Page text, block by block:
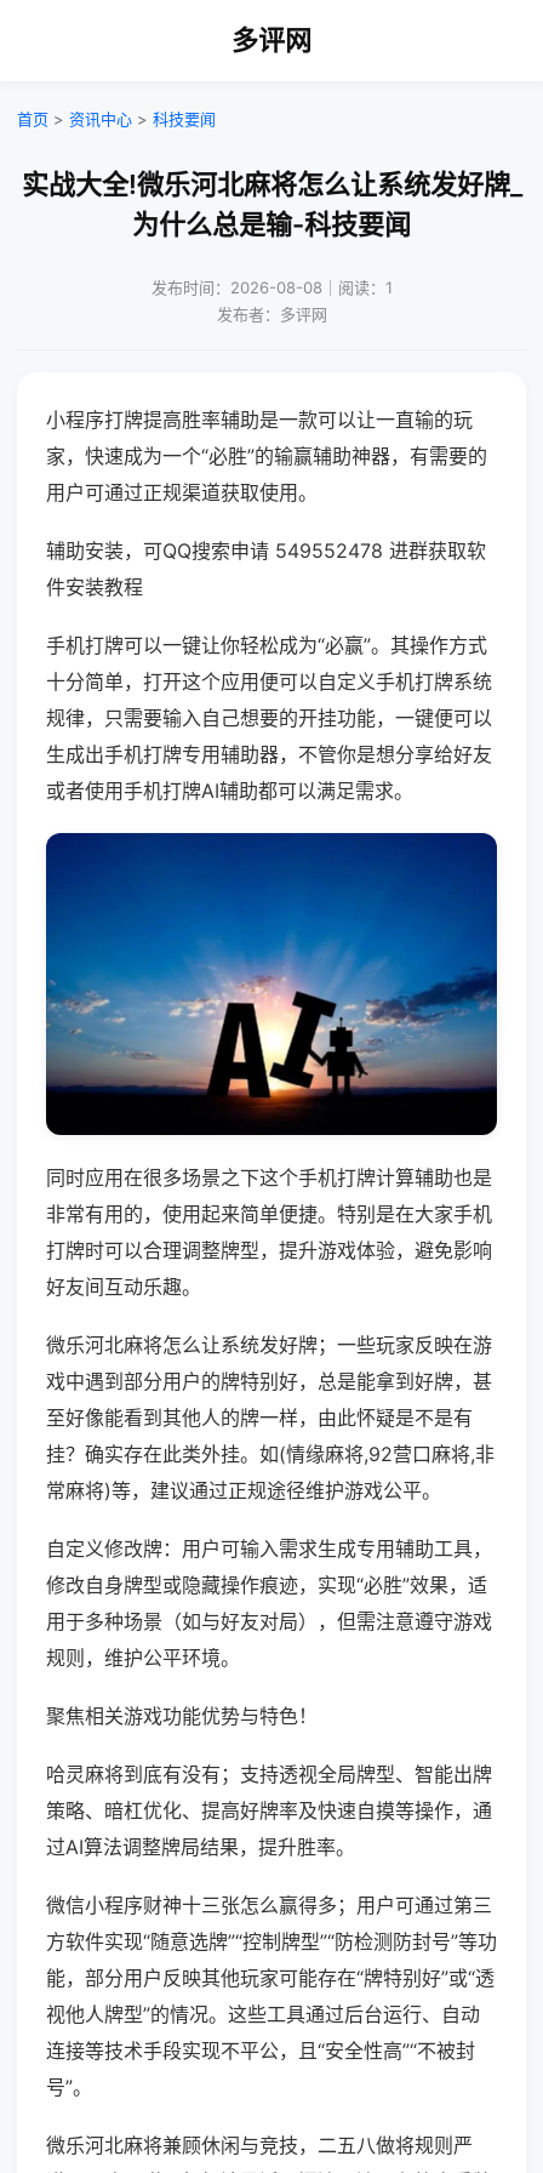
多评网
首页 > 资讯中心 > 科技要闻
实战大全!微乐河北麻将怎么让系统发好牌_
为什么总是输-科技要闻
发布时间：2026-08-08｜阅读：1
发布者：多评网
小程序打牌提高胜率辅助是一款可以让一直输的玩
家，快速成为一个“必胜”的输赢辅助神器，有需要的
用户可通过正规渠道获取使用。
辅助安装，可QQ搜索申请 549552478 进群获取软
件安装教程
手机打牌可以一键让你轻松成为“必赢”。其操作方式
十分简单，打开这个应用便可以自定义手机打牌系统
规律，只需要输入自己想要的开挂功能，一键便可以
生成出手机打牌专用辅助器，不管你是想分享给好友
或者使用手机打牌AI辅助都可以满足需求。
同时应用在很多场景之下这个手机打牌计算辅助也是
非常有用的，使用起来简单便捷。特别是在大家手机
打牌时可以合理调整牌型，提升游戏体验，避免影响
好友间互动乐趣。
微乐河北麻将怎么让系统发好牌；一些玩家反映在游
戏中遇到部分用户的牌特别好，总是能拿到好牌，甚
至好像能看到其他人的牌一样，由此怀疑是不是有
挂？确实存在此类外挂。如(情缘麻将,92营口麻将,非
常麻将)等，建议通过正规途径维护游戏公平。
自定义修改牌：用户可输入需求生成专用辅助工具，
修改自身牌型或隐藏操作痕迹，实现“必胜”效果，适
用于多种场景（如与好友对局），但需注意遵守游戏
规则，维护公平环境。
聚焦相关游戏功能优势与特色！
哈灵麻将到底有没有；支持透视全局牌型、智能出牌
策略、暗杠优化、提高好牌率及快速自摸等操作，通
过AI算法调整牌局结果，提升胜率。
微信小程序财神十三张怎么赢得多；用户可通过第三
方软件实现“随意选牌”“控制牌型”“防检测防封号”等功
能，部分用户反映其他玩家可能存在“牌特别好”或“透
视他人牌型”的情况。这些工具通过后台运行、自动
连接等技术手段实现不平公，且“安全性高”“不被封
号”。
微乐河北麻将兼顾休闲与竞技，二五八做将规则严